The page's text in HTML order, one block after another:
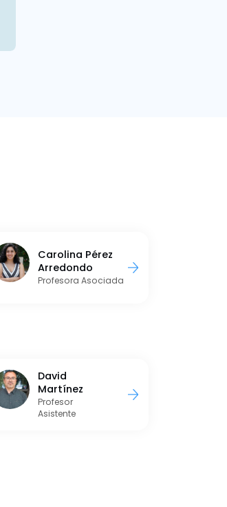
Carolina Pérez
Arredondo
Profesora Asociada
David
Martínez
Profesor
Asistente